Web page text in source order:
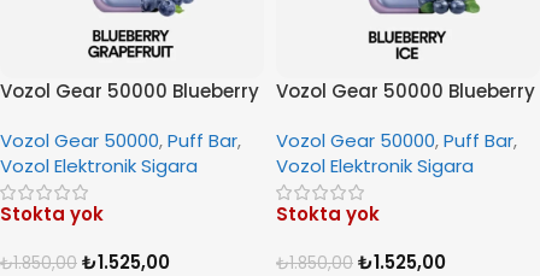
Vozol Gear 50000 Blueberry
Vozol Gear 50000,Puff Bar,
Vozol Elektronik Sigara
Stokta yok
₺1.850,00 ₺1.525,00
Vozol Gear 50000 Blueberry
Vozol Gear 50000,Puff Bar,
Vozol Elektronik Sigara
Stokta yok
₺1.850,00 ₺1.525,00